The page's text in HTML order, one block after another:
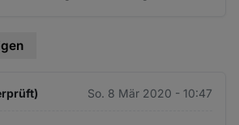
So. 8 Mär 2020 - 10:47